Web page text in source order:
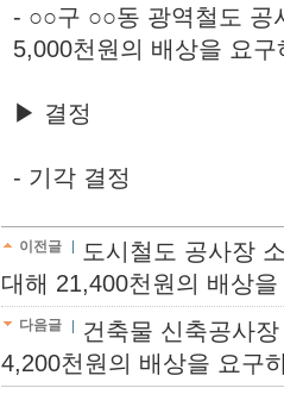
- ○○구 ○○동 광역철도 공
5,000천원의 배상을 요
▶ 결정
- 기각 결정
이전글
도시철도 공사장
대해 21,400천원의 배상
다음글
건축물 신축공사
4,200천원의 배상을 요구